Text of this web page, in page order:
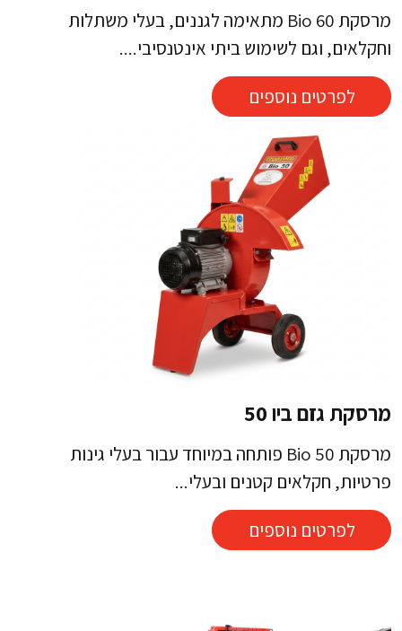
מרסקת Bio 60 מתאימה לגננים, בעלי משתלות
וחקלאים, וגם לשימוש ביתי אינטנסיבי....
לפרטים נוספים
מרסקת גזם ביו 50
מרסקת Bio 50 פותחה במיוחד עבור בעלי גינות
פרטיות, חקלאים קטנים ובעלי...
לפרטים נוספים